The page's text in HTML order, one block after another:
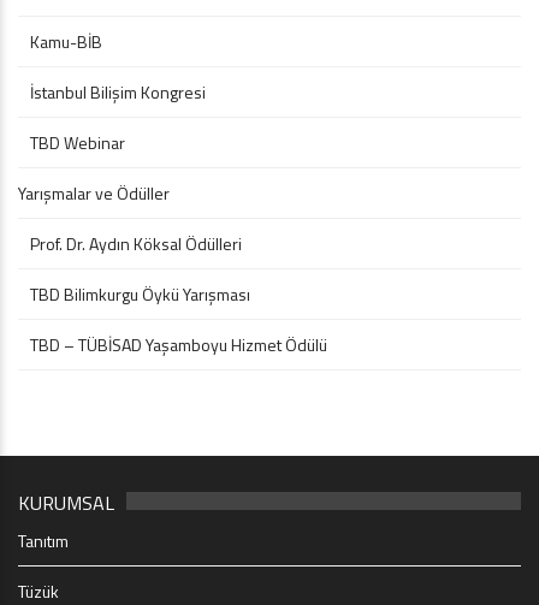
Kamu-BİB
İstanbul Bilişim Kongresi
TBD Webinar
Yarışmalar ve Ödüller
Prof. Dr. Aydın Köksal Ödülleri
TBD Bilimkurgu Öykü Yarışması
TBD – TÜBİSAD Yaşamboyu Hizmet Ödülü
KURUMSAL
Tanıtım
Tüzük